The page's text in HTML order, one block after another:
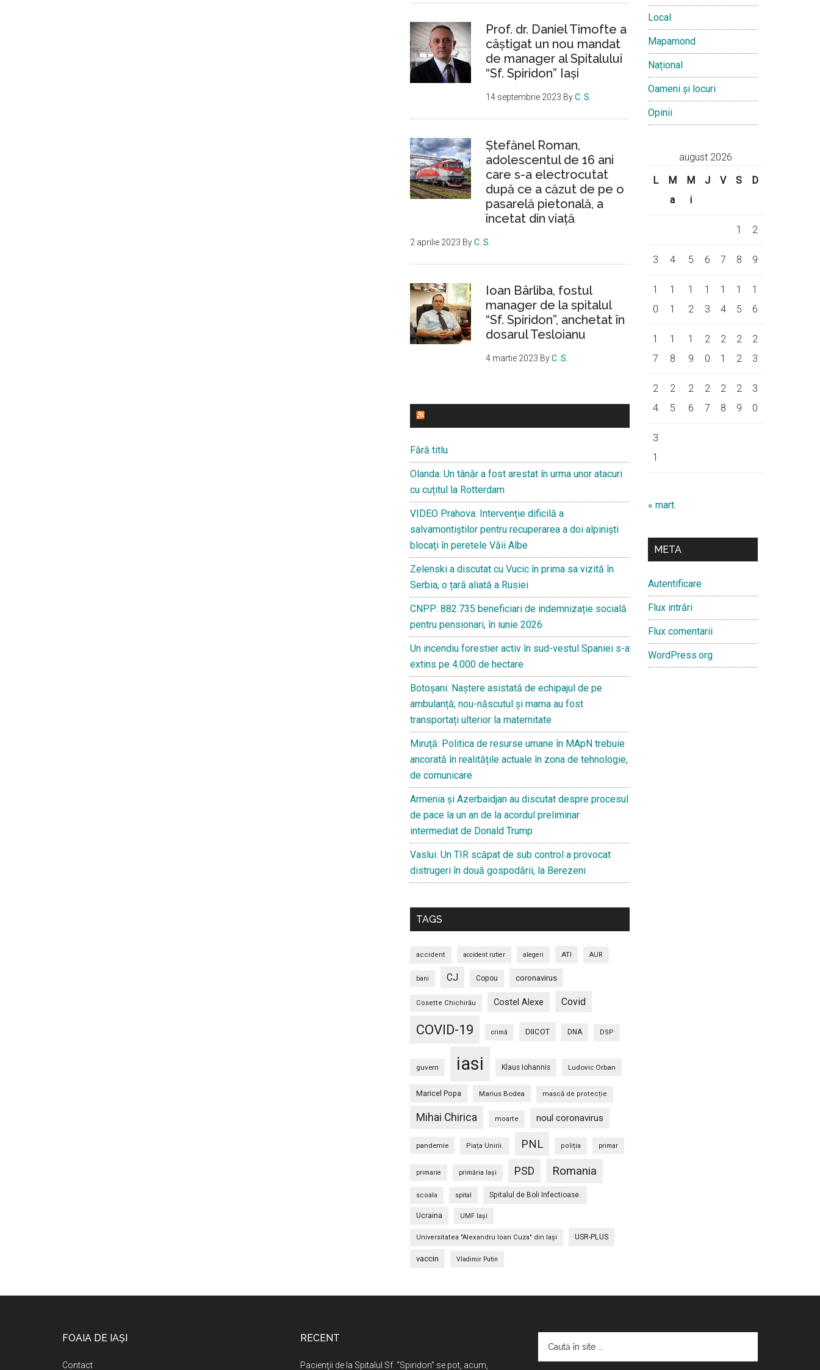
Prof. dr. Daniel Timofte a
câștigat un nou mandat
de manager al Spitalului
“Sf. Spiridon” Iași
14 septembrie 2023 ByC. S.
Ştefănel Roman,
adolescentul de 16 ani
care s-a electrocutat
după ce a căzut de pe o
pasarelă pietonală, a
încetat din viață
2 aprilie 2023 ByC. S.
Ioan Bârliba, fostul
manager de la spitalul
“Sf. Spiridon”, anchetat în
dosarul Tesloianu
4 martie 2023 ByC. S.
Fără titlu
Olanda: Un tânăr a fost arestat în urma unor atacuri
cu cuțitul la Rotterdam
VIDEO Prahova: Intervenție dificilă a
salvamontiștilor pentru recuperarea a doi alpiniști
blocați în peretele Văii Albe
Zelenski a discutat cu Vucic în prima sa vizită în
Serbia, o țară aliată a Rusiei
CNPP: 882.735 beneficiari de indemnizație socială
pentru pensionari, în iunie 2026
Un incendiu forestier activ în sud-vestul Spaniei s-a
extins pe 4.000 de hectare
Botoșani: Naștere asistată de echipajul de pe
ambulanță; nou-născutul și mama au fost
transportați ulterior la maternitate
Miruță: Politica de resurse umane în MApN trebuie
ancorată în realitățile actuale în zona de tehnologie,
de comunicare
Armenia și Azerbaidjan au discutat despre procesul
de pace la un an de la acordul preliminar
intermediat de Donald Trump
Vaslui: Un TIR scăpat de sub control a provocat
distrugeri în două gospodării, la Berezeni
TAGS
accident accident rutier alegeri ATI AUR
bani CJ Copou coronavirus
Cosette Chichirău Costel Alexe Covid
COVID-19 crimă DIICOT DNA DSP
guvern iasi Klaus Iohannis Ludovic Orban
Maricel Popa Marius Bodea mască de protecție
Mihai Chirica moarte noul coronavirus
pandemie Piața Unirii. PNL poliția primar
primarie primăria Iași PSD Romania
scoala spital Spitalul de Boli Infectioase.
Ucraina UMF Iași
Universitatea "Alexandru Ioan Cuza" din Iaşi USR-PLUS
vaccin Vladimir Putin
Local
Mapamond
Național
Oameni și locuri
Opinii
august 2026
L
M
a
M
i
J V S D
1 2
3 4 5 6 7 8 9
1
0
1
1
1
2
1
3
1
4
1
5
1
6
1
7
1
8
1
9
2
0
2
1
2
2
2
3
2
4
2
5
2
6
2
7
2
8
2
9
3
0
3
1
« mart.
META
Autentificare
Flux intrări
Flux comentarii
WordPress.org
FOAIA DE IAȘI
Contact
RECENT
Pacienţii de la Spitalul Sf. “Spiridon” se pot, acum,